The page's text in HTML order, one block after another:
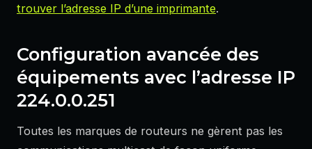
trouver l’adresse IP d’une imprimante.
Configuration avancée des
équipements avec l’adresse IP
224.0.0.251
Toutes les marques de routeurs ne gèrent pas les